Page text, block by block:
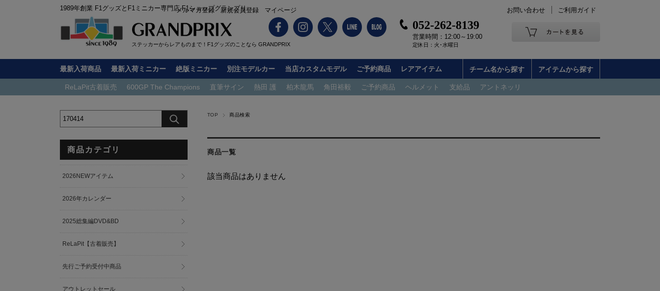
1989年創業 F1グッズとF1ミニカー専門店 F1ショップグランプリ
ステッカーからレアものまで！F1グッズのことなら GRANDPRIX
メルマガ登録 新規会員登録 マイページ お問い合わせ ご利用ガイド
052-262-8139
営業時間：12:00～19:00
定休日：火･水曜日
最新入荷商品 最新入荷ミニカー 絶版ミニカー 別注モデルカー 当店カスタムモデル ご予約商品 レアアイテム チーム名から探す アイテムから探す
ReLaPit古着販売 600GP The Champions 直筆サイン 熱田 護 柏木龍馬 角田裕毅 ご予約商品 ヘルメット 支給品 アントネッリ
TOP 商品検索
商品一覧
該当商品はありません
商品カテゴリ
2026NEWアイテム
2026年カレンダー
2025総集編DVD&BD
ReLaPit【古着販売】
先行ご予約受付中商品
アウトレットセール